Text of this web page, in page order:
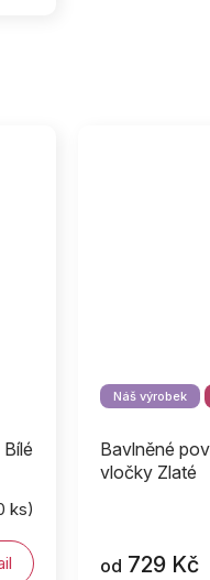
ks)
Náš výrobek
Bavlněné
vločky Zlaté
od 729 Kč